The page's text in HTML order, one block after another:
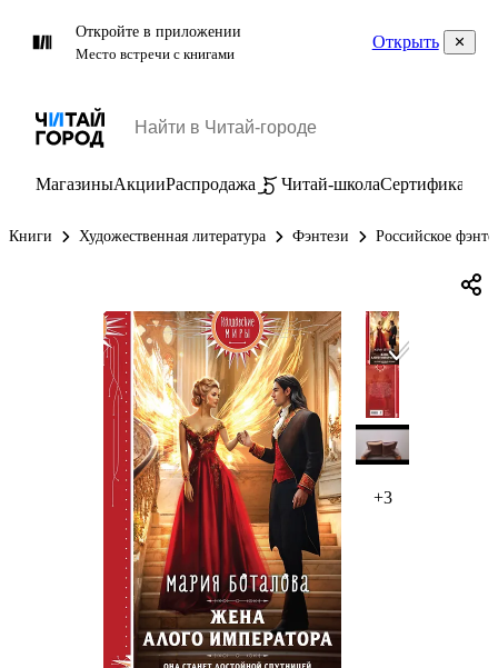
Откройте в приложении
Место встречи с книгами
Открыть
МагазиныАкцииРаспродажа Читай-школаСертификаты
Книги Художественная литература Фэнтези Российское
+3